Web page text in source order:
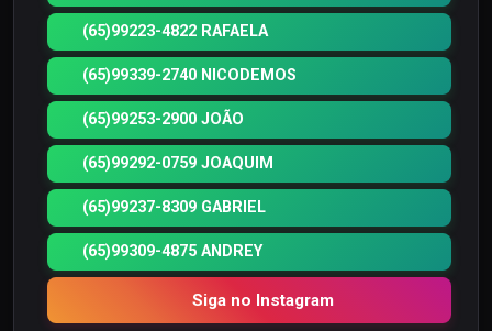
(65)99223-4822 RAFAELA
(65)99339-2740 NICODEMOS
(65)99253-2900 JOÃO
(65)99292-0759 JOAQUIM
(65)99237-8309 GABRIEL
(65)99309-4875 ANDREY
Siga no Instagram